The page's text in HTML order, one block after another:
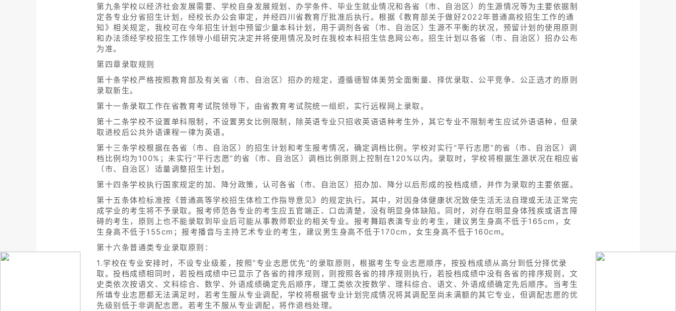
第九条学校以经济社会发展需要、学校自身发展规划、办学条件、毕业生就业情况和各省（市、自治区）的生源情况等为主要依据制
定各专业分省招生计划，经校长办公会审定，并经四川省教育厅批准后执行。根据《教育部关于做好2022年普通高校招生工作的通
知》相关规定，我校可在今年招生计划中预留少量本科计划，用于调剂各省（市、自治区）生源不平衡的状况，预留计划的使用原则
和办法须经学校招生工作领导小组研究决定并将使用情况及时在我校本科招生信息网公布。招生计划以各省（市、自治区）招办公布
为准。
第四章录取规则
第十条学校严格按照教育部及有关省（市、自治区）招办的规定，遵循德智体美劳全面衡量、择优录取、公平竞争、公正选才的原则
录取新生。
第十一条录取工作在省教育考试院领导下，由省教育考试院统一组织，实行远程网上录取。
第十二条学校不设置单科限制，不设置男女比例限制，除英语专业只招收英语语种考生外，其它专业不限制考生应试外语语种，但录
取进校后公共外语课程一律为英语。
第十三条学校根据在各省（市、自治区）的招生计划和考生报考情况，确定调档比例。学校对实行“平行志愿”的省（市、自治区）调
档比例均为100%；未实行“平行志愿”的省（市、自治区）调档比例原则上控制在120%以内。录取时，学校将根据生源状况在相应省
（市、自治区）适量调整招生计划。
第十四条学校执行国家规定的加、降分政策，认可各省（市、自治区）招办加、降分以后形成的投档成绩，并作为录取的主要依据。
第十五条体检标准按《普通高等学校招生体检工作指导意见》的规定执行。其中，对因身体健康状况致使生活无法自理或无法正常完
成学业的考生将不予录取。报考师范各专业的考生应五官端正、口齿清楚，没有明显身体缺陷。同时，对存在明显身体残疾或语言障
碍的考生，原则上也不能录取到毕业后可能从事教师职业的相关专业。报考舞蹈表演专业的考生，建议男生身高不低于165cm，女
生身高不低于155cm；报考播音与主持艺术专业的考生，建议男生身高不低于170cm，女生身高不低于160cm。
第十六条普通类专业录取原则：
1.学校在专业安排时，不设专业级差，按照“专业志愿优先”的录取原则，根据考生专业志愿顺序，按投档成绩从高分到低分择优录
取。投档成绩相同时，若投档成绩中已显示了各省的排序规则，则按照各省的排序规则执行，若投档成绩中没有各省的排序规则，文
史类依次按语文、文科综合、数学、外语成绩确定先后顺序，理工类依次按数学、理科综合、语文、外语成绩确定先后顺序。当考生
所填专业志愿都无法满足时，若考生服从专业调配，学校将根据专业计划完成情况将其调配至尚未满额的其它专业，但调配志愿的优
先级别低于非调配志愿。若考生不服从专业调配，将作退档处理。